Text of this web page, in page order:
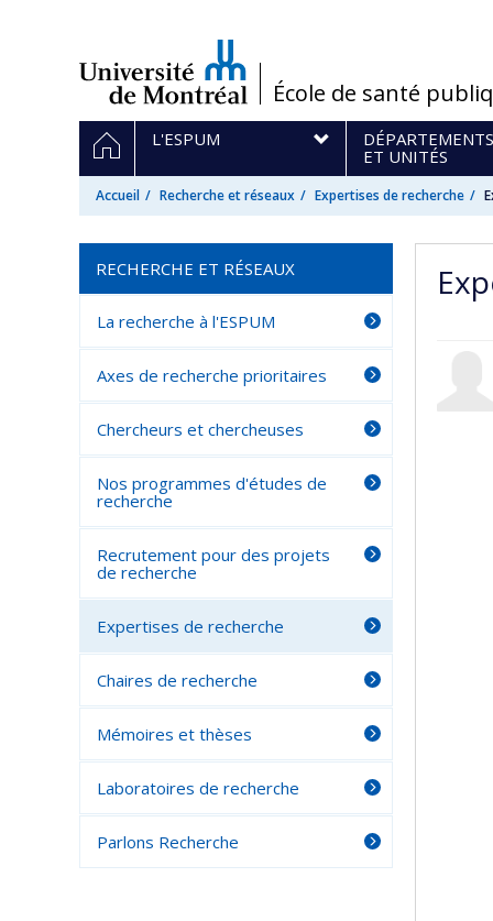
/École de santé
Navigation
principale
ACCUEIL
L'ESPUM
DÉPARTEMENTS
ET UNITÉS
Accueil Recherche et réseaux Expertises de recherche
RECHERCHE ET RÉSEAUX
La recherche à l'ESPUM
Axes de recherche prioritaires
Chercheurs et chercheuses
Nos programmes d'études de
recherche
Recrutement pour des projets
de recherche
Expertises de recherche
Chaires de recherche
Mémoires et thèses
Laboratoires de recherche
Parlons Recherche